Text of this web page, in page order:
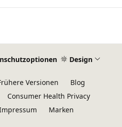
Design
Versionen
Blog
Consumer Health Privacy
Marken